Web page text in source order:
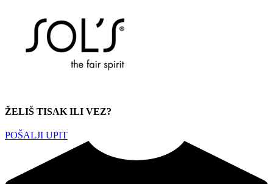
ŽELIŠ TISAK ILI VEZ?
POŠALJI UPIT